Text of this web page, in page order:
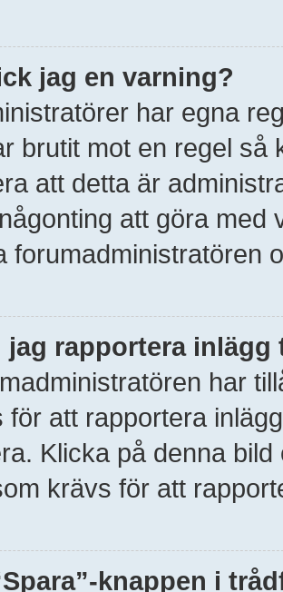
jag en varning?
har egna
brutit mot en regel så
att detta är
att göra med
forumadministratören
jag rapportera
har
för att rapportera
Klicka på denna
krävs för att
knappen i